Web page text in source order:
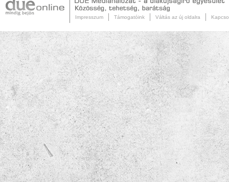
Impresszum Támogatóink Váltás az új oldalra